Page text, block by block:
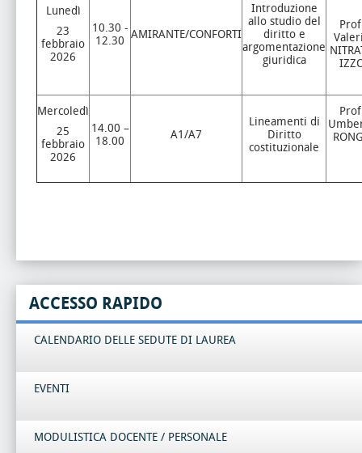
Lunedì
23
febbraio
2026
10.30 -
12.30 AMIRANTE/CONFORTI
Introduzione
allo studio del
diritto e
argomentazione
giuridica
Mercoledì
25
febbraio
2026
14.00 –
18.00
A1/A7
Lineamenti di
Diritto
costituzionale
ACCESSO RAPIDO
CALENDARIO DELLE SEDUTE DI LAUREA
EVENTI
MODULISTICA DOCENTE / PERSONALE